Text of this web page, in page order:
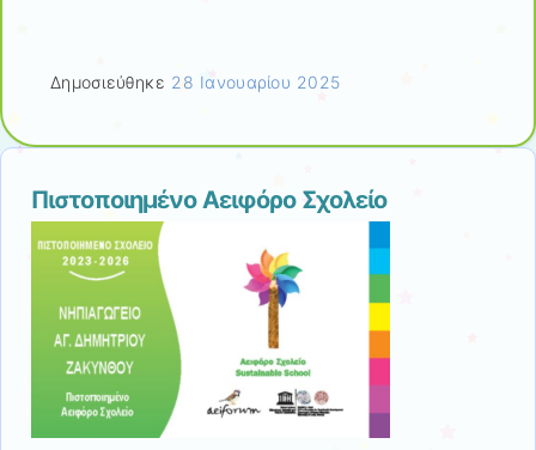
Δημοσιεύθηκε 28 Ιανουαρίου 2025
Πιστοποιημένο Αειφόρο Σχολείο